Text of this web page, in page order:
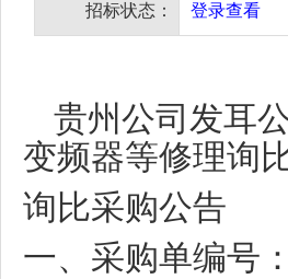
招标状态： 登录查看
贵州公司发耳
变频器等修理询
询比采购公告
一、采购单编号：